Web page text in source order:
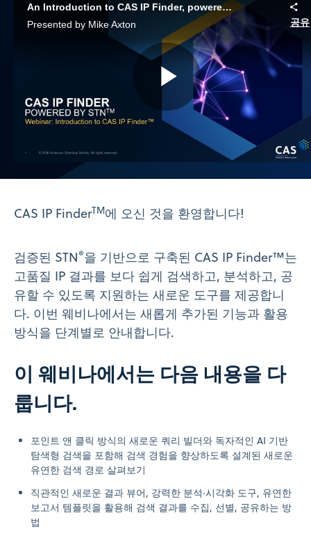
An Introduction to CAS IP Finder, powered by STN
Presented by Mike Axton
공유
Play
Video
CAS IP FinderTM에 오신 것을 환영합니다!
검증된 STN®을 기반으로 구축된 CAS IP Finder™는
고품질 IP 결과를 보다 쉽게 검색하고, 분석하고, 공
유할 수 있도록 지원하는 새로운 도구를 제공합니
다. 이번 웨비나에서는 새롭게 추가된 기능과 활용
방식을 단계별로 안내합니다.
이 웨비나에서는 다음 내용을 다
룹니다.
포인트 앤 클릭 방식의 새로운 쿼리 빌더와 독자적인 AI 기반
탐색형 검색을 포함해 검색 경험을 향상하도록 설계된 새로운
유연한 검색 경로 살펴보기
직관적인 새로운 결과 뷰어, 강력한 분석·시각화 도구, 유연한
보고서 템플릿을 활용해 검색 결과를 수집, 선별, 공유하는 방
법